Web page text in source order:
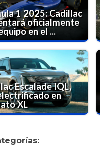
1 2025: Cadillac
oficialmente
en el ...
Escalade IQL,
en
XL